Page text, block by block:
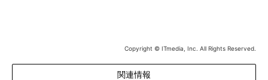
Copyright © ITmedia, Inc. All Rights Reserved.
関連情報